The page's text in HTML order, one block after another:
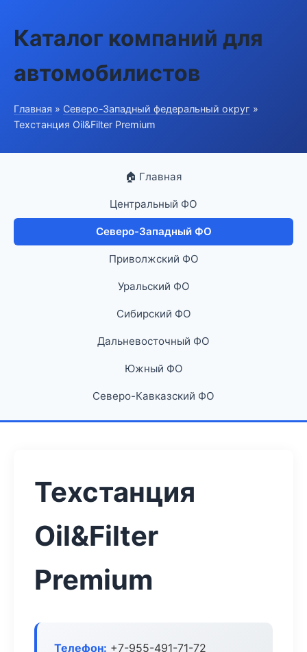
Каталог компаний для
автомобилистов
Главная » Северо-Западный федеральный округ »
Техстанция Oil&Filter Premium
🏠 Главная
Центральный ФО
Северо-Западный ФО
Приволжский ФО
Уральский ФО
Сибирский ФО
Дальневосточный ФО
Южный ФО
Северо-Кавказский ФО
Техстанция
Oil&Filter
Premium
Телефон: +7-955-491-71-72